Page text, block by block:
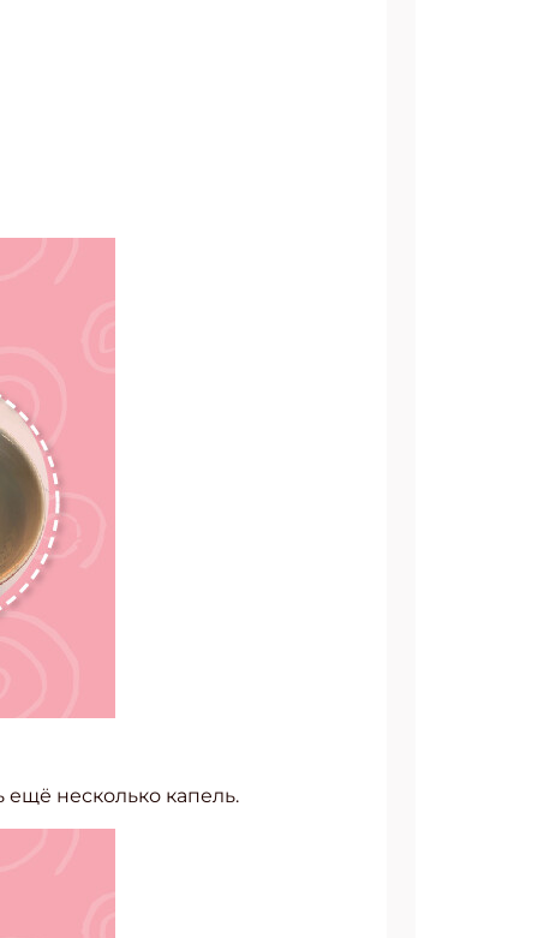
несколько капель.